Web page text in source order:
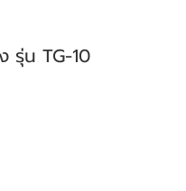
รุ่น TG-10